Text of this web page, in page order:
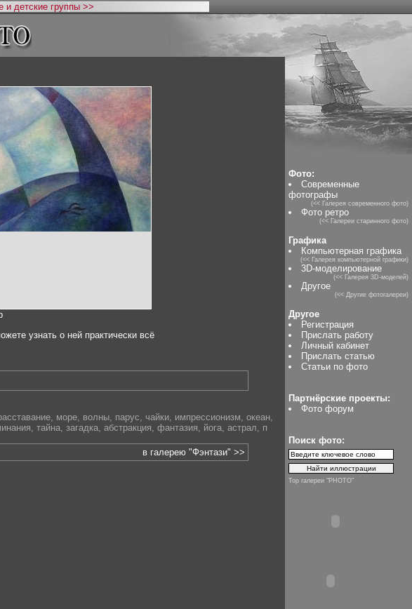
детские группы >>
узнать о ней практически всё
, море, волны, парус чайки, импрессионизм океан,
тайна, загадка, абстракция фантазия йога, астрал п
в галерею "Фэнтази" >>
Фото:
Современные
фотографы
(<< Галерея современного фото)
Фото ретро
(<< Галереи старинного фото)
Графика
Компьютерная графика
(<< Галерея компьютерной графики)
3D-моделирование
(<< Галерея 3D-моделей)
Другое
(<< Другие фотогалереи)
Другое
Регистрация
Прислать работу
Личный кабинет
Прислать статью
Статьи по фото
Партнёрские проекты:
Фото форум
Поиск фото:
Top галереи "PHOTO"